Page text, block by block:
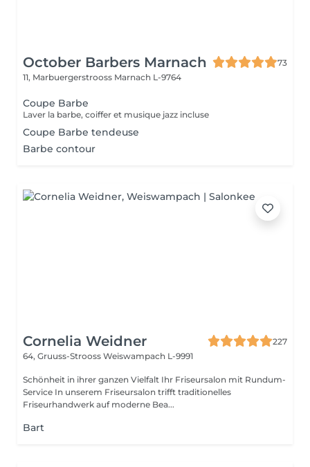
October Barbers Marnach
73
11, Marbuergerstrooss Marnach L-9764
Coupe Barbe
Laver la barbe, coiffer et musique jazz incluse
Coupe Barbe tendeuse
Barbe contour
Cornelia Weidner
227
64, Gruuss-Strooss Weiswampach L-9991
Schönheit in ihrer ganzen Vielfalt Ihr Friseursalon mit Rundum-
Service In unserem Friseursalon trifft traditionelles
Friseurhandwerk auf moderne Bea...
Bart